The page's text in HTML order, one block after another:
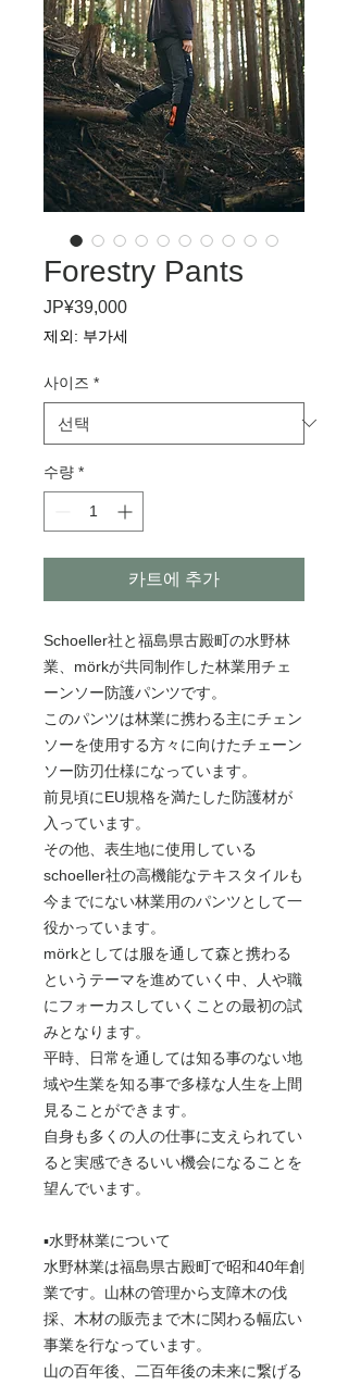
Forestry Pants
JP¥39,000가
제외: 부가세
사이즈 *
수량 *
카트에 추가
Schoeller社と福島県古殿町の水野林
業、mörkが共同制作した林業用チェ
ーンソー防護パンツです。
このパンツは林業に携わる主にチェン
ソーを使用する方々に向けたチェーン
ソー防刃仕様になっています。
前見頃にEU規格を満たした防護材が
入っています。
その他、表生地に使用している
schoeller社の高機能なテキスタイルも
今までにない林業用のパンツとして一
役かっています。
mörkとしては服を通して森と携わる
というテーマを進めていく中、人や職
にフォーカスしていくことの最初の試
みとなります。
平時、日常を通しては知る事のない地
域や生業を知る事で多様な人生を上間
見ることができます。
自身も多くの人の仕事に支えられてい
ると実感できるいい機会になることを
望んでいます。
▪️水野林業について
水野林業は福島県古殿町で昭和40年創
業です。山林の管理から支障木の伐
採、木材の販売まで木に関わる幅広い
事業を行なっています。
山の百年後、二百年後の未来に繋げる